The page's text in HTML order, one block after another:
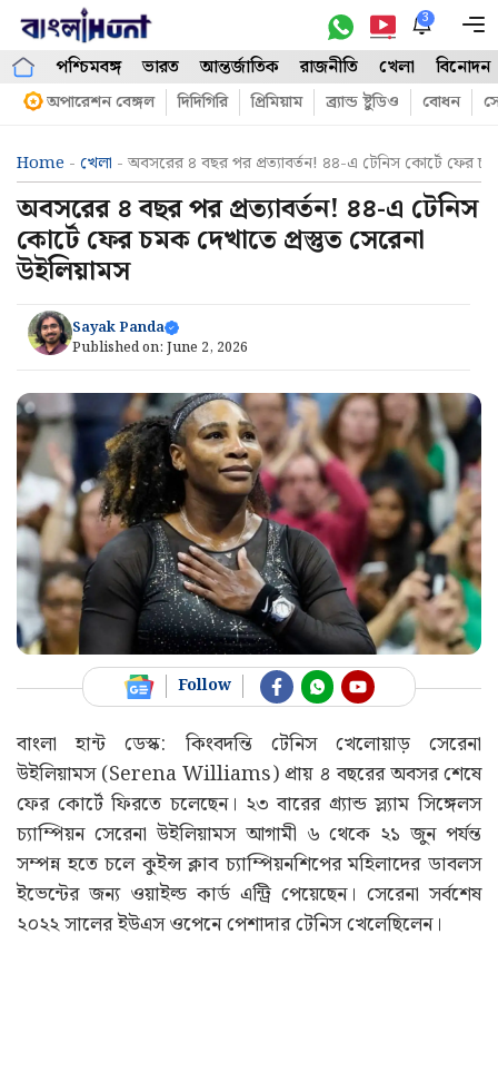
Skip
content
3
পশ্চিমবঙ্গ ভারত আন্তর্জাতিক রাজনীতি খেলা বিনোদন
অপারেশন বেঙ্গল দিদিগিরি প্রিমিয়াম ব্র্যান্ড ষ্টুডিও বোধন
Home - খেলা - অবসরের ৪ বছর পর প্রত্যাবর্তন! ৪৪-এ টেনিস কোর্টে ফের
অবসরের ৪ বছর পর প্রত্যাবর্তন! ৪৪-এ টেনিস
কোর্টে ফের চমক দেখাতে প্রস্তুত সেরেনা
উইলিয়ামস
Sayak Panda
Published on: June 2, 2026
Follow
বাংলা হান্ট ডেস্ক: কিংবদন্তি টেনিস খেলোয়াড় সেরেনা
উইলিয়ামস (Serena Williams) প্রায় ৪ বছরের অবসর শেষে
ফের কোর্টে ফিরতে চলেছেন। ২৩ বারের গ্র্যান্ড স্ল্যাম সিঙ্গেলস
চ্যাম্পিয়ন সেরেনা উইলিয়ামস আগামী ৬ থেকে ২১ জুন পর্যন্ত
সম্পন্ন হতে চলে কুইন্স ক্লাব চ্যাম্পিয়নশিপের মহিলাদের ডাবলস
ইভেন্টের জন্য ওয়াইল্ড কার্ড এন্ট্রি পেয়েছেন। সেরেনা সর্বশেষ
২০২২ সালের ইউএস ওপেনে পেশাদার টেনিস খেলেছিলেন।